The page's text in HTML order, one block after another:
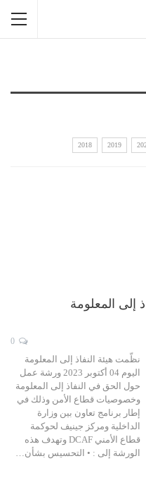
2019
2018
المعلومة
نظّمت هيئة النفاذ إلى المعلومة
اليوم 04 أكتوبر 2023 ورشة عمل
حول الحق في النفاذ إلى المعلومة
وخصوصيات قطاع الأمن وذلك في
إطار برنامج تعاون بين وزارة
الداخلية ومركز جينيف لحوكمة
قطاع الأمني DCAF وتهدف هذه
الورشة إلى : • التحسيس بشأن…